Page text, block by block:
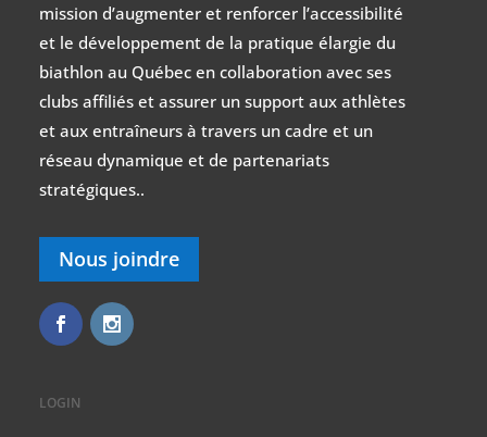
mission d’augmenter et renforcer l’accessibilité
et le développement de la pratique élargie du
biathlon au Québec en collaboration avec ses
clubs affiliés et assurer un support aux athlètes
et aux entraîneurs à travers un cadre et un
réseau dynamique et de partenariats
stratégiques..
Nous joindre
LOGIN